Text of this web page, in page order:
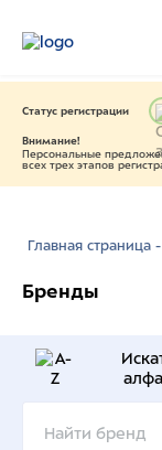
Статус регистрации
Внимание!
Персональные
всех трех этапов
Главная страница -
Бренды
Найти бренд